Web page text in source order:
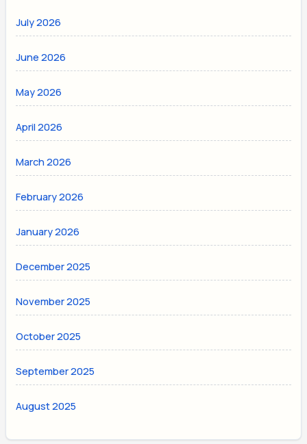
July 2026
June 2026
May 2026
April 2026
March 2026
February 2026
January 2026
December 2025
November 2025
October 2025
September 2025
August 2025